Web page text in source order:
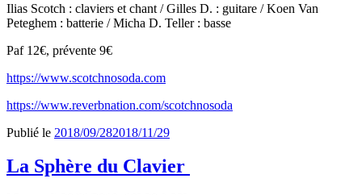
Ilias Scotch : claviers et chant / Gilles D. : guitare / Koen Van
Peteghem : batterie / Micha D. Teller : basse
Paf 12€, prévente 9€
https://www.scotchnosoda.com
https://www.reverbnation.com/scotchnosoda
Publié le 2018/09/282018/11/29
La Sphère du Clavier